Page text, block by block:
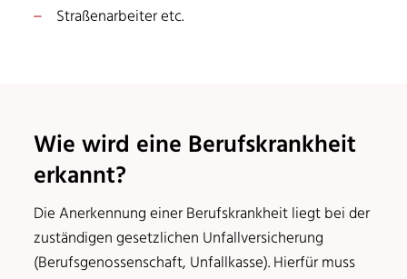
Straßenarbeiter etc.
Wie wird eine Berufskrankheit
erkannt?
Die Anerkennung einer Berufskrankheit liegt bei der
zuständigen gesetzlichen Unfallversicherung
(Berufsgenossenschaft, Unfallkasse). Hierfür muss